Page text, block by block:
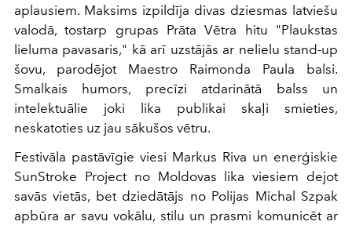
aplausiem. Maksims izpildīja divas dziesmas latviešu
valodā, tostarp grupas Prāta Vētra hitu "Plaukstas
lieluma pavasaris," kā arī uzstājās ar nelielu stand-up
šovu, parodējot Maestro Raimonda Paula balsi.
Smalkais humors, precīzi atdarinātā balss un
intelektuālie joki lika publikai skaļi smieties,
neskatoties uz jau sākušos vētru.
Festivāla pastāvīgie viesi Markus Riva un enerģiskie
SunStroke Project no Moldovas lika viesiem dejot
savās vietās, bet dziedātājs no Polijas Michal Szpak
apbūra ar savu vokālu, stilu un prasmi komunicēt ar